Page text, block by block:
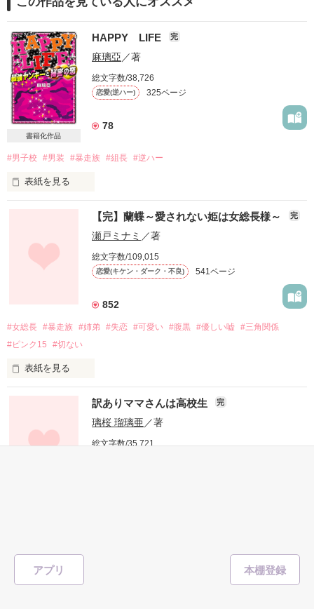
アプリ
書籍化作品
HAPPY LIFE 完
麻璃亞 ／著
総文字数/38,726
恋愛(逆ハー) 325ページ
78
#男子校 #男装 #暴走族 #組長 #逆ハー
表紙を見る
夏帆はある事情で男子校に！？
これらは全てフィクションです。
『HAPPY LIFE～ 最強ヤンキーと秘密の恋～』
りん卍りん様、ホタルノヒカリ様、
【完】蘭蝶～愛されない姫は女総長様～ 完
瀬戸ミナミ ／著
総文字数/109,015
恋愛(キケン・ダーク・不良) 541ページ
852
#女総長 #暴走族 #姉弟 #失恋 #可愛い #腹黒 #優しい嘘 #三角関係
#ピンク15
#切ない
表紙を見る
私の弟は親から愛され、学校の先生からは信頼され、生徒には
人気者の完璧な男の子。
なんて言うと思った？
私には仲間がいればいい。
訳ありママさんは高校生 完
璃桜 瑠璃亜 ／著
総文字数/35,721